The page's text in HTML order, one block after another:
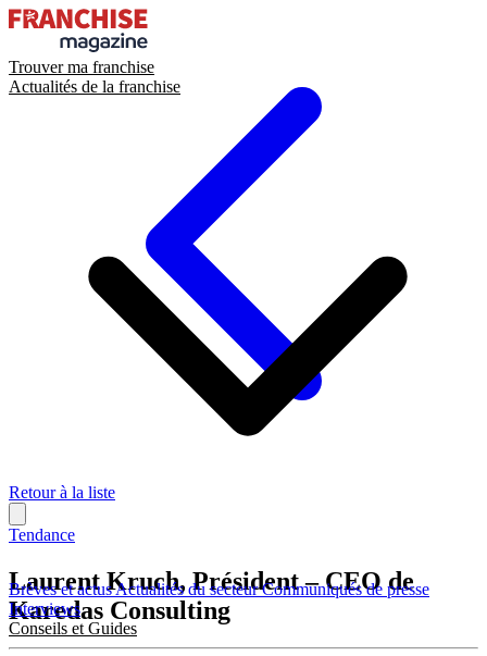
Trouver ma franchise
Actualités de la franchise
Brèves et actusActualités du secteurCommuniqués de presse
Interviews
Conseils et Guides
Retour à la liste
Tendance
Laurent Kruch, Président – CEO de
Karedas Consulting